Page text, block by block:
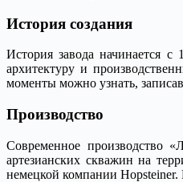
История создания
История завода начинается
архитектуру и
моменты можно узнать,
Производство
Современное производство
артезианских скважин на
немецкой компании Hopsteiner.